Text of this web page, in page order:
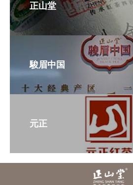
正山堂
駿眉中国
元正